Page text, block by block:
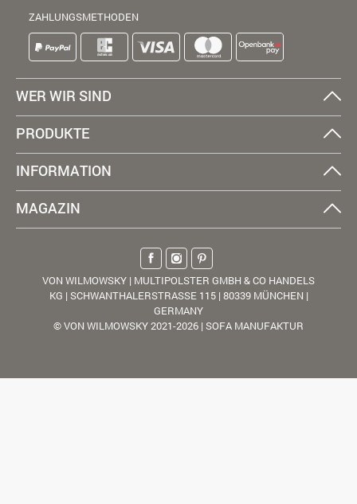
ZAHLUNGSMETHODEN
WER WIR SIND
PRODUKTE
INFORMATION
MAGAZIN
VON WILMOWSKY | MULTIPOLSTER GMBH & CO HANDELS
KG | SCHWANTHALERSTRASSE 115 | 80339 MÜNCHEN |
GERMANY
© VON WILMOWSKY 2021-2026 | SOFA MANUFAKTUR